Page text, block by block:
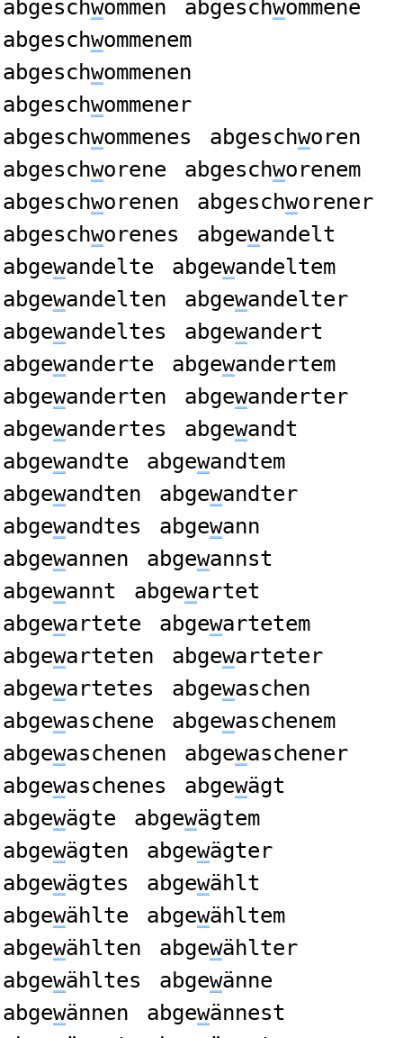
abgeschwommen abgeschwommene
abgeschwommenem
abgeschwommenen
abgeschwommener
abgeschwommenes abgeschworen
abgeschworene abgeschworenem
abgeschworenen abgeschworener
abgeschworenes abgewandelt
abgewandelte abgewandeltem
abgewandelten abgewandelter
abgewandeltes abgewandert
abgewanderte abgewandertem
abgewanderten abgewanderter
abgewandertes abgewandt
abgewandte abgewandtem
abgewandten abgewandter
abgewandtes abgewann
abgewannen abgewannst
abgewannt abgewartet
abgewartete abgewartetem
abgewarteten abgewarteter
abgewartetes abgewaschen
abgewaschene abgewaschenem
abgewaschenen abgewaschener
abgewaschenes abgewägt
abgewägte abgewägtem
abgewägten abgewägter
abgewägtes abgewählt
abgewählte abgewähltem
abgewählten abgewählter
abgewähltes abgewänne
abgewännen abgewännest